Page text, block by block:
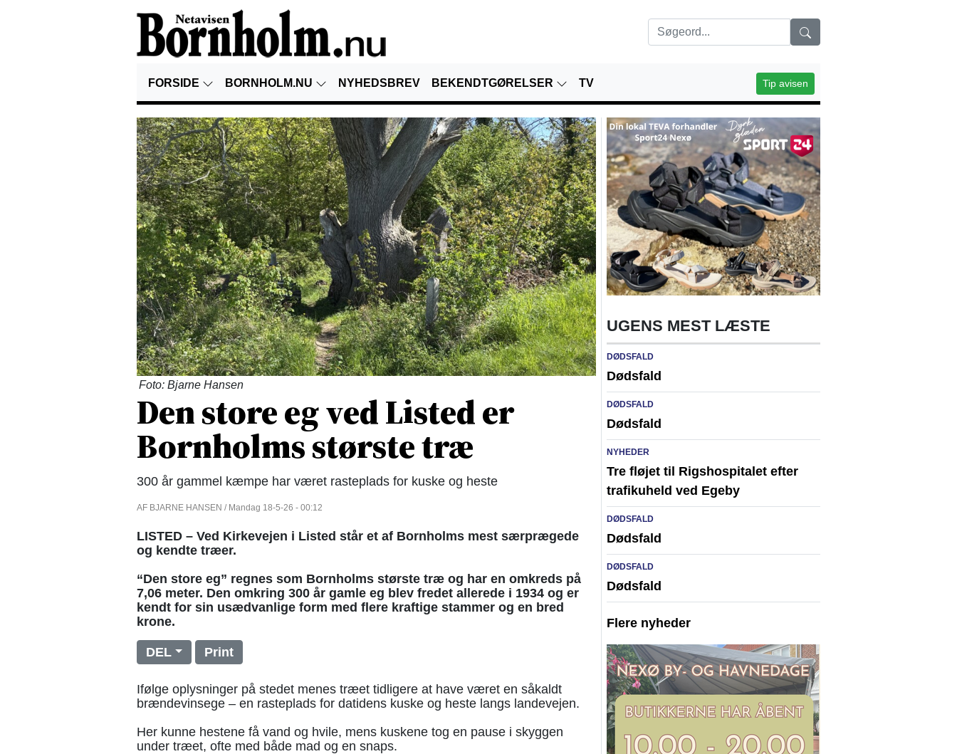
FORSIDE BORNHOLM.NU NYHEDSBREV BEKENDTGØRELSER TV Tip avisen
Foto: Bjarne Hansen
Den store eg ved Listed er
Bornholms største træ
300 år gammel kæmpe har været rasteplads for kuske og heste
AF BJARNE HANSEN / Mandag 18-5-26 - 00:12
LISTED – Ved Kirkevejen i Listed står et af Bornholms mest særprægede
og kendte træer.
“Den store eg” regnes som Bornholms største træ og har en omkreds på
7,06 meter. Den omkring 300 år gamle eg blev fredet allerede i 1934 og er
kendt for sin usædvanlige form med flere kraftige stammer og en bred
krone.
DEL Print
Ifølge oplysninger på stedet menes træet tidligere at have været en såkaldt
brændevinsege – en rasteplads for datidens kuske og heste langs landevejen.
Her kunne hestene få vand og hvile, mens kuskene tog en pause i skyggen
under træet, ofte med både mad og en snaps.
UGENS MEST LÆSTE
DØDSFALD
Dødsfald
DØDSFALD
Dødsfald
NYHEDER
Tre fløjet til Rigshospitalet efter
trafikuheld ved Egeby
DØDSFALD
Dødsfald
DØDSFALD
Dødsfald
Flere nyheder